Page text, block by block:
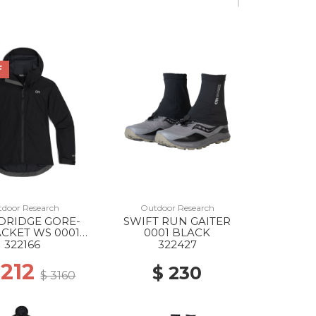
Research
GORE-
WS 0001
BLACK
322166
$ 3160
Outdoor Research
SWIFT RUN GAITER
0001 BLACK
322427
$ 230